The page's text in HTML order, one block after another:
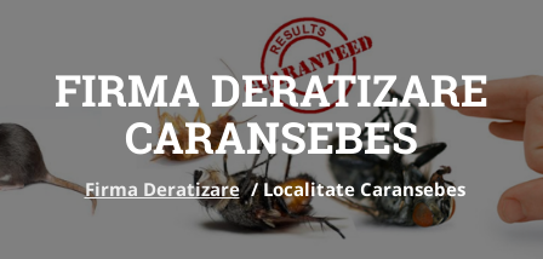
FIRMA DERATIZARE
CARANSEBES
Firma Deratizare /Localitate Caransebes